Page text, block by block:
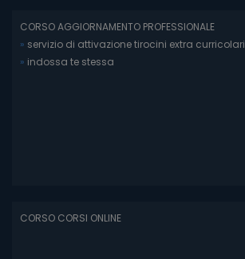
CORSO AGGIORNAMENTO PROFESSIONALE
» servizio di attivazione tirocini extra curricolari
» indossa te stessa
CORSO CORSI ONLINE